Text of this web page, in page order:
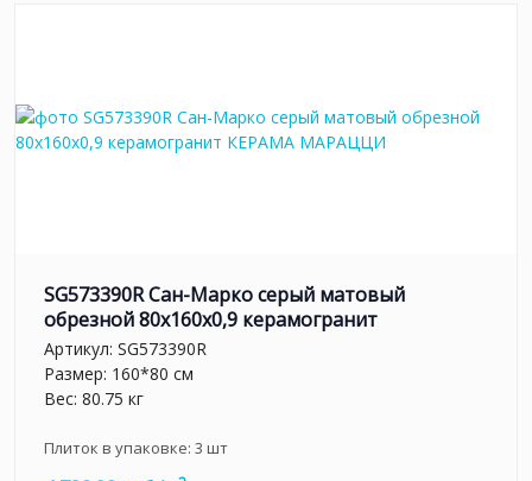
SG573390R Сан-Марко серый матовый
обрезной 80x160x0,9 керамогранит
Артикул: SG573390R
Размер: 160*80 см
Вес: 80.75 кг
Плиток в упаковке: 3 шт